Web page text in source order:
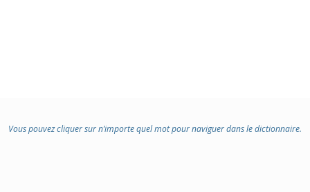
Vous pouvez cliquer sur n’importe quel mot pour naviguer dans le dictionnaire.